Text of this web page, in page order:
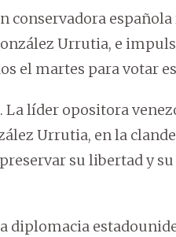
conservadora
Urrutia, e
el martes para votar
La líder opositora
Urrutia, en la
su libertad y
diplomacia